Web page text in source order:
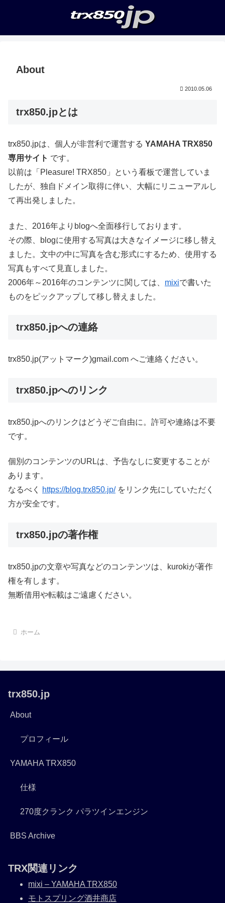
About
2010.05.06
trx850.jpとは
trx850.jpは、個人が非営利で運営する YAMAHA TRX850
専用サイト です。
以前は「Pleasure! TRX850」という看板で運営していま
したが、独自ドメイン取得に伴い、大幅にリニューアルし
て再出発しました。
また、2016年よりblogへ全面移行しております。
その際、blogに使用する写真は大きなイメージに移し替え
ました。文中の中に写真を含む形式にするため、使用する
写真もすべて見直しました。
2006年～2016年のコンテンツに関しては、 mixiで書いた
ものをピックアップして移し替えました。
trx850.jpへの連絡
trx850.jp(アットマーク)gmail.com へご連絡ください。
trx850.jpへのリンク
trx850.jpへのリンクはどうぞご自由に。許可や連絡は不要
です。
個別のコンテンツのURLは、予告なしに変更することが
あります。
なるべく
https://blog.trx850.jp/をリンク先にしていただく
方が安全です。
trx850.jpの著作権
trx850.jpの文章や写真などのコンテンツは、kurokiが著作
権を有します。
無断借用や転載はご遠慮ください。
ホーム
trx850.jp
About
プロフィール
YAMAHA TRX850
仕様
270度クランク パラツインエンジン
BBS Archive
TRX関連リンク
mixi – YAMAHA TRX850
モトスプリング酒井商店